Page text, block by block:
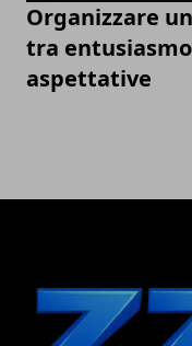
Organizzare
tra
aspettative